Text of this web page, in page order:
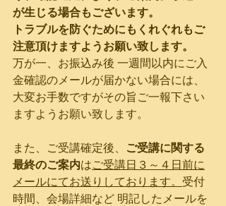
が生じる場合もございます。
トラブルを防ぐためにもくれぐれもご
注意頂けますようお願い致します。
万が一、お振込み後 一週間以内にご入
金確認のメールが届かない場合には、
大変お手数ですがその旨ご一報下さい
ますようお願い致します。
また、ご受講確定後、
ご受講に関する
最終のご案内はご受講日３～４日前に
メールにてお送りしております。 受付
時間、会場詳細など 明記したメールを